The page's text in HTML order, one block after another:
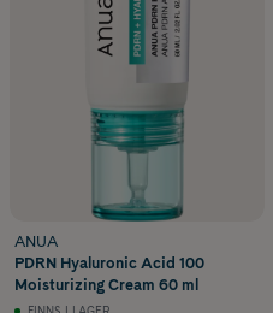
ANUA
PDRN Hyaluronic Acid 100
Moisturizing Cream 60 ml